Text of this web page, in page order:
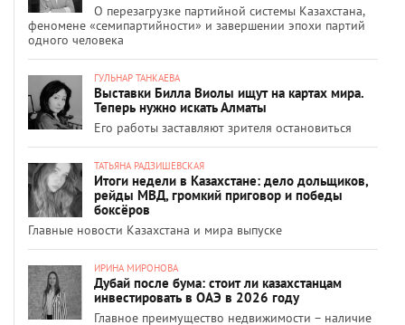
О перезагрузке партийной системы Казахстана,
феномене «семипартийности» и завершении эпохи партий
одного человека
ГУЛЬНАР ТАНКАЕВА
Выставки Билла Виолы ищут на картах мира.
Теперь нужно искать Алматы
Его работы заставляют зрителя остановиться
ТАТЬЯНА РАДЗИШЕВСКАЯ
Итоги недели в Казахстане: дело дольщиков,
рейды МВД, громкий приговор и победы
боксёров
Главные новости Казахстана и мира выпуске
ИРИНА МИРОНОВА
Дубай после бума: стоит ли казахстанцам
инвестировать в ОАЭ в 2026 году
Главное преимущество недвижимости – наличие